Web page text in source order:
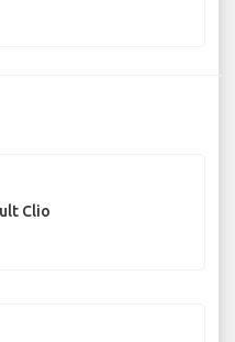
Clio